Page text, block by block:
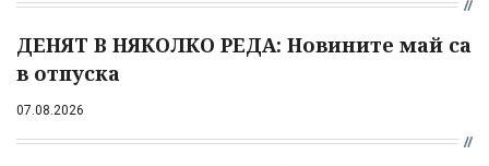
ДЕНЯТ В НЯКОЛКО РЕДА: Новините май са
в отпуска
07.08.2026